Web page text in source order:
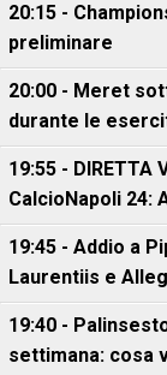
20:15 -
preliminare
20:00 - Meret
durante le
19:55 - DIRETTA
CalcioNapoli 24:
19:45 - Addio a
Laurentiis e
19:40 -
settimana: cosa